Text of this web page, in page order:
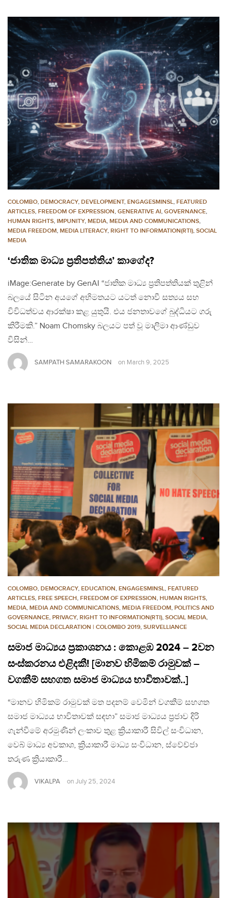
COLOMBO, DEMOCRACY, DEVELOPMENT, ENGAGESMINSL, FEATURED
ARTICLES, FREEDOM OF EXPRESSION, GENERATIVE AI, GOVERNANCE,
HUMAN RIGHTS, IMPUNITY, MEDIA, MEDIA AND COMMUNICATIONS,
MEDIA FREEDOM, MEDIA LITERACY, RIGHT TO INFORMATION(RTI), SOCIAL
MEDIA
‘ජාතික මාධ්‍ය ප්‍රතිපත්තිය’ කාගේද?
iMage:Generate by GenAI “ජාතික මාධ්‍ය ප්‍රතිපත්තියක් තුළින්
බලයේ සිටින අයගේ අභිමතයට යටත් නොවී සත්‍යය සහ
විවිධත්වය ආරක්ෂා කළ යුතුයි. එය ජනතාවගේ බුද්ධියට ගරු
කිරීමකි.” Noam Chomsky බලයට පත් වූ මාලිමා ආණ්ඩුව
විසින්…
SAMPATH SAMARAKOON on March 9, 2025
COLOMBO, DEMOCRACY, EDUCATION, ENGAGESMINSL, FEATURED
ARTICLES, FREE SPEECH, FREEDOM OF EXPRESSION, HUMAN RIGHTS,
MEDIA, MEDIA AND COMMUNICATIONS, MEDIA FREEDOM, POLITICS AND
GOVERNANCE, PRIVACY, RIGHT TO INFORMATION(RTI), SOCIAL MEDIA,
SOCIAL MEDIA DECLARATION | COLOMBO 2019, SURVELLIANCE
සමාජ මාධ්‍යය ප්‍රකාශනය : කොළඹ 2024 – 2වන
සංස්කරනය එළිදකී! [මානව හිමිකම් රාමුවක් –
වගකීම් සහගත සමාජ මාධ්‍යය භාවිතාවක්..]
“මානව හිමිකම් රාමුවක් මත පදනම් වෙමින් වගකීම් සහගත
සමාජ මාධ්‍යය භාවිතාවක් සඳහා” සමාජ මාධ්‍යය ප්‍රජාව දිරි
ගැන්වීමේ අරමුණින් ලංකාව තුළ ක්‍රියාකාරී සිවිල් සංවිධාන,
වෙබ් මාධ්‍ය අවකාශ, ක්‍රියාකාරී මාධ්‍ය සංවිධාන, ස්වේච්ජා
තරුණ ක්‍රියාකාරී…
VIKALPA on July 25, 2024